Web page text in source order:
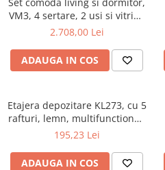
VM3, 4 sertare, 2 usi si vitrina
suprapozabila VMN4, 2 usi, 2
insertii MDF, Nuc
2.708,00 Lei
ADAUGA IN COS
Etajera depozitare KL273, cu 5
rafturi, lemn, multifunctional,
natur
195,23 Lei
ADAUGA IN COS